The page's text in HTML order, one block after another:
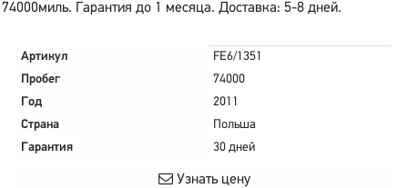
74000миль. Гарантия до 1 месяца. Доставка: 5-8 дней.
Артикул
FE6/1351
Пробег
74000
Год
2011
Страна
Польша
Гарантия
30 дней
Узнать цену